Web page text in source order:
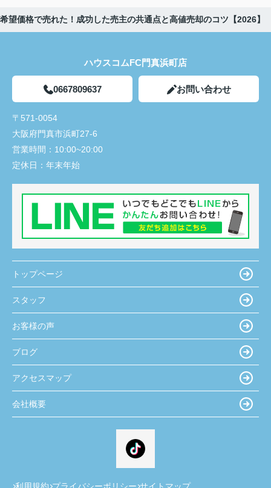
望価格で売れた！成功した売主の共通点と高値売却のコツ【2026】
ハウスコムFC門真浜町店
0667809637 お問い合わせ
〒571-0054
大阪府門真市浜町27-6
営業時間： 10:00~20:00
定休日： 年末年始
トップページ
スタッフ
お客様の声
ブログ
アクセスマップ
会社概要